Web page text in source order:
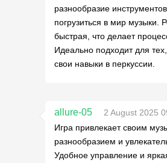
разнообразие
погрузиться в мир музыки.
быстрая, что делает
Идеально подходит для тех,
свои навыки в перкуссии.
allure-05
2 August 2025
Игра привлекает своим
разнообразием и
Удобное управление и